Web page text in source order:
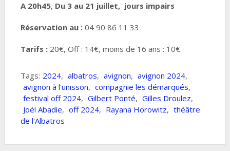
A 20h45, Du 3 au 21 juillet, jours impairs
Réservation au :04 90 86 11 33
Tarifs : 20€, Off : 14€, moins de 16 ans : 10€
Tags: 2024, albatros, avignon, avignon 2024,
avignon à l'unisson, compagnie les démarqués,
festival off 2024, Gilbert Ponté, Gilles Droulez,
Joël Abadie, off 2024, Rayana Horowitz, théâtre
de l'Albatros